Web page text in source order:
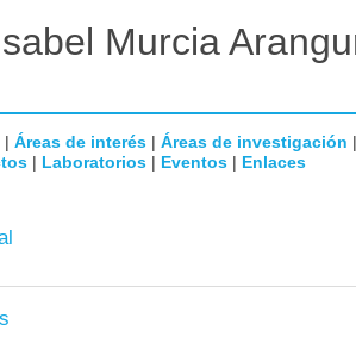
Murcia
| Áreas de interés | Áreas de investigación |
| Laboratorios | Eventos | Enlaces